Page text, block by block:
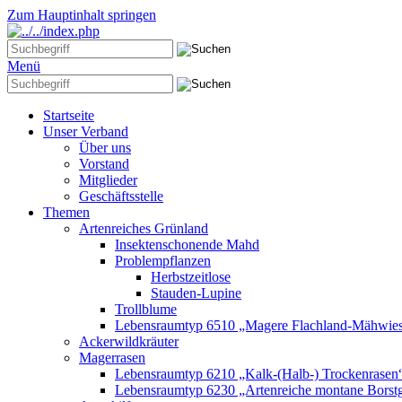
Zum Hauptinhalt springen
Menü
Startseite
Unser Verband
Über uns
Vorstand
Mitglieder
Geschäftsstelle
Themen
Artenreiches Grünland
Insektenschonende Mahd
Problempflanzen
Herbstzeitlose
Stauden-Lupine
Trollblume
Lebensraumtyp 6510 „Magere Flachland-
Ackerwildkräuter
Magerrasen
Lebensraumtyp 6210 „Kalk-(Halb-)
Lebensraumtyp 6230 „Artenreiche montane